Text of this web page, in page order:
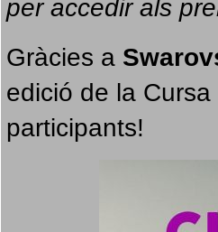
per accedir als
Gràcies a
edició de la
participants!